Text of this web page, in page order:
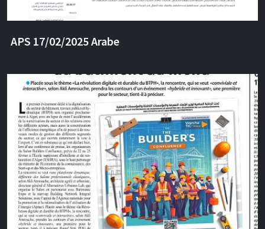
APS 17/02/2025 Arabe